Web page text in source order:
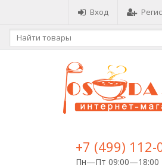
Вход
+7 (499) 112-
Пн—Пт 09:00—18:00